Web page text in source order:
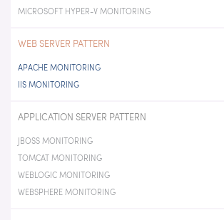
MICROSOFT HYPER-V MONITORING
WEB SERVER PATTERN
APACHE MONITORING
IIS MONITORING
APPLICATION SERVER PATTERN
JBOSS MONITORING
TOMCAT MONITORING
WEBLOGIC MONITORING
WEBSPHERE MONITORING